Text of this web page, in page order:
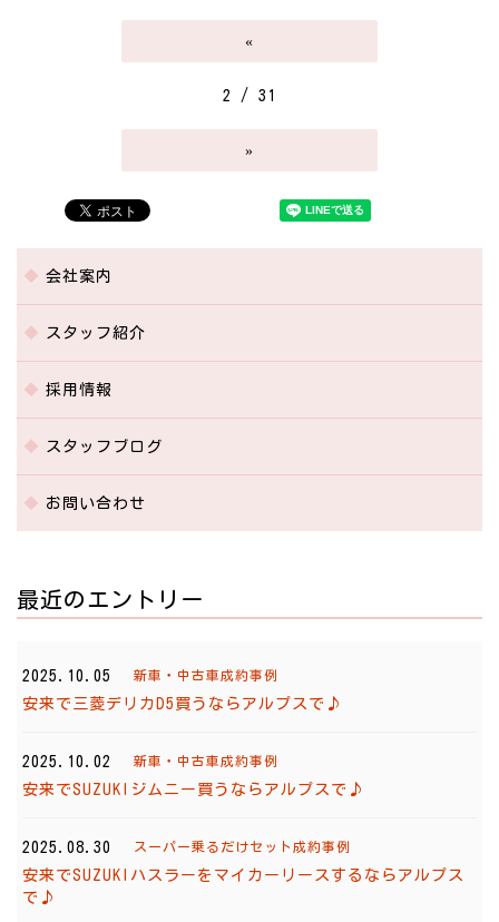
«
2 / 31
»
会社案内
スタッフ紹介
採用情報
スタッフブログ
お問い合わせ
最近のエントリー
2025.10.05 新車・中古車成約事例
安来で三菱デリカD5買うならアルプスで♪
2025.10.02 新車・中古車成約事例
安来でSUZUKIジムニー買うならアルプスで♪
2025.08.30 スーパー乗るだけセット成約事例
安来でSUZUKIハスラーをマイカーリースするならアルプス
で♪